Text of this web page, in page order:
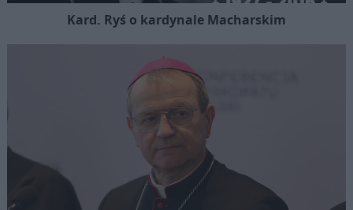
Kard. Ryś o kardynale Macharskim